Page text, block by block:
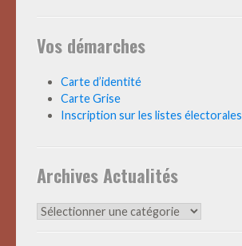
Vos démarches
Carte d’identité
Carte Grise
Inscription sur les listes électorales
Archives Actualités
Archives